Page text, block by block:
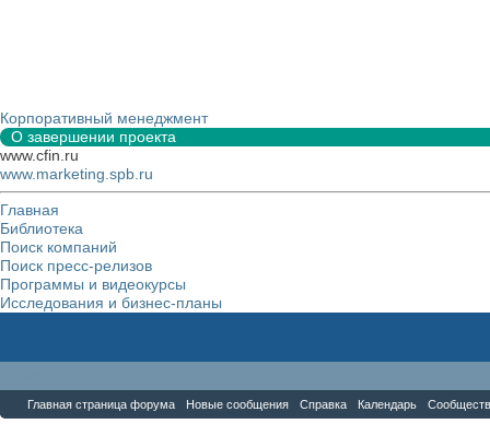
Корпоративный менеджмент
О завершении проекта
www.cfin.ru
www.marketing.spb.ru
Главная
Библиотека
Поиск компаний
Поиск пресс-релизов
Программы и видеокурсы
Исследования и бизнес-планы
Главная страница форума Новые сообщения Справка Календарь